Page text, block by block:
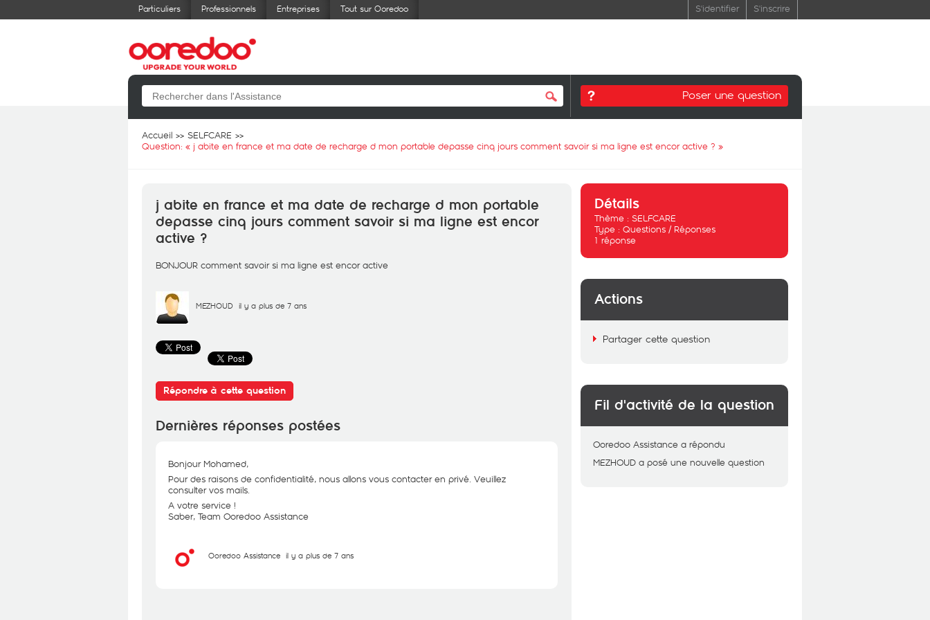
Particuliers Professionnels Entreprises Tout sur Ooredoo S'identifier S'inscrire
Poser une question
Accueil
SELFCARE
Question: « j abite en france et ma date de recharge d mon portable depasse cinq jours comment savoir si ma ligne est encor active ? »
j abite en france et ma date de recharge d mon portable
depasse cinq jours comment savoir si ma ligne est encor
active ?
BONJOUR comment savoir si ma ligne est encor active
MEZHOUD il y a plus de 7 ans
Répondre à cette question
Dernières réponses postées
Bonjour Mohamed,
Pour des raisons de confidentialité, nous allons vous contacter en privé. Veuillez
consulter vos mails.
A votre service !
Saber, Team Ooredoo Assistance
Ooredoo Assistance il y a plus de 7 ans
Détails
Thème : SELFCARE
Type : Questions / Réponses
1 réponse
Actions
Partager cette question
Fil d'activité de la question
Ooredoo Assistance a répondu
MEZHOUD a posé une nouvelle question